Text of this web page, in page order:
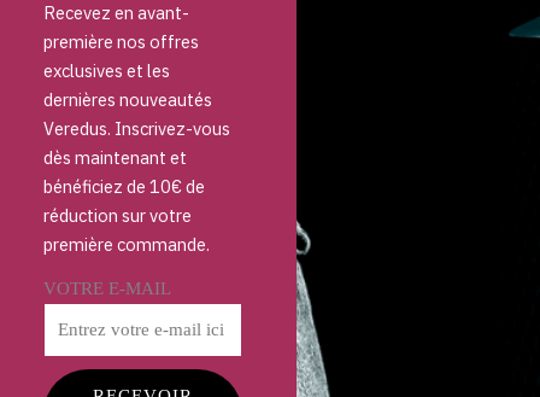
Recevez en avant-
première nos offres
exclusives et les
dernières nouveautés
Veredus. Inscrivez-vous
dès maintenant et
bénéficiez de 10€ de
réduction sur votre
première commande.
VOTRE E-MAIL